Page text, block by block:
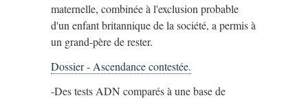
maternelle, combinée à l'exclusion probable
d'un enfant britannique de la société, a permis à
un grand-père de rester.
Dossier - Ascendance contestée.
-Des tests ADN comparés à une base de